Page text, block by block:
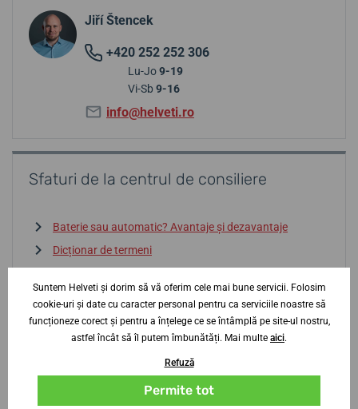
Jiří Štencek
+420 252 252 306
Lu-Jo9-19
Vi-Sb 9-16
info@helveti.ro
Sfaturi de la centrul de consiliere
Baterie sau automatic? Avantaje și dezavantaje
Dicționar de termeni
Rezistența la apă? Cum să vă orientați
Importul gri și contrafacerile — atenție
Intrați în centrul de consiliere
Suntem Helveti și dorim să vă oferim cele mai bune servicii. Folosim
cookie-uri și date cu caracter personal pentru ca serviciile noastre să
funcționeze corect și pentru a înțelege ce se întâmplă pe site-ul nostru,
astfel încât să îl putem îmbunătăți. Mai multe aici.
Refuză
Permite tot